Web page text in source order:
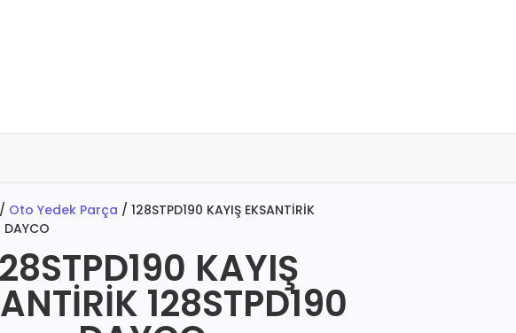
/ Oto Yedek Parça / 128STPD190 KAYIŞ EKSANTİRİK
DAYCO
KAYIŞ
128STPD190